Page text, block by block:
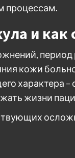
процессам.
и как
период
кожи
характера –
жизни